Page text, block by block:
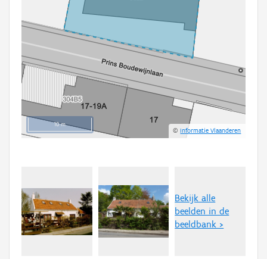
10 m
©Informatie Vlaanderen
Bekijk alle
beelden in de
beeldbank >